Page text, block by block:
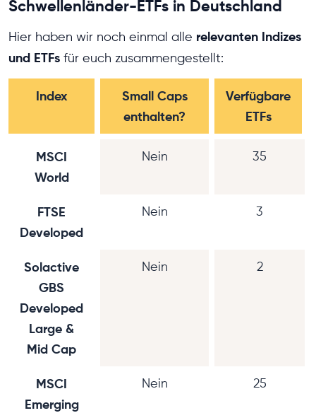
Schwellenländer-ETFs in Deutschland
Hier haben wir noch einmal alle relevanten Indizes
und ETFs für euch zusammengestellt:
Index
Small Caps
enthalten?
Verfügbare
ETFs
MSCI
World
Nein 35
FTSE
Developed
Nein 3
Solactive
GBS
Developed
Large &
Mid Cap
Nein 2
MSCI
Emerging
Nein 25